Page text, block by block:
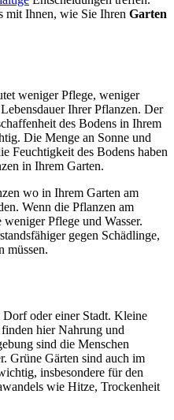
mit Ihnen, wie Sie Ihren Garten
weniger Pflege, weniger
Ihrer Pflanzen. Der
des Bodens in Ihrem
Die Menge an Sonne und
Feuchtigkeit des Bodens haben
in Ihrem Garten.
wo in Ihrem Garten am
Wenn die Pflanzen am
Pflege und Wasser.
gegen Schädlinge,
müssen.
oder einer Stadt. Kleine
hier Nahrung und
sind die Menschen
Grüne Gärten sind auch im
insbesondere für den
wie Hitze, Trockenheit